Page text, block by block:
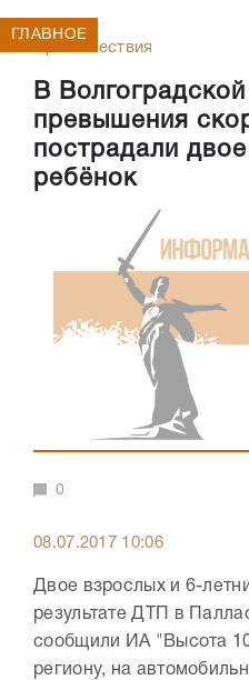
Происшествия
В
превышения
пострадали
ребёнок
ГЛАВНОЕ
0
08.07.2017 10:06
Двое взрослых и 6-
результате ДТП в
сообщили ИА "Высота
региону, на